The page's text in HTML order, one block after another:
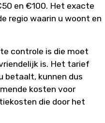
en €100. Het exacte
regio waarin u woont en
controle is die moet
is. Het tarief
betaalt, kunnen dus
kosten voor
die door het